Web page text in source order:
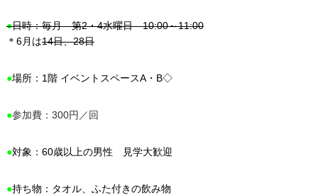
●日時：毎月 第2・4水曜日 10:00～11:00
＊6月は14日、28日
●場所：1階 イベントスペースA・B◇
●参加費：300円／回
●対象：60歳以上の男性 見学大歓迎
●持ち物：タオル、ふた付きの飲み物